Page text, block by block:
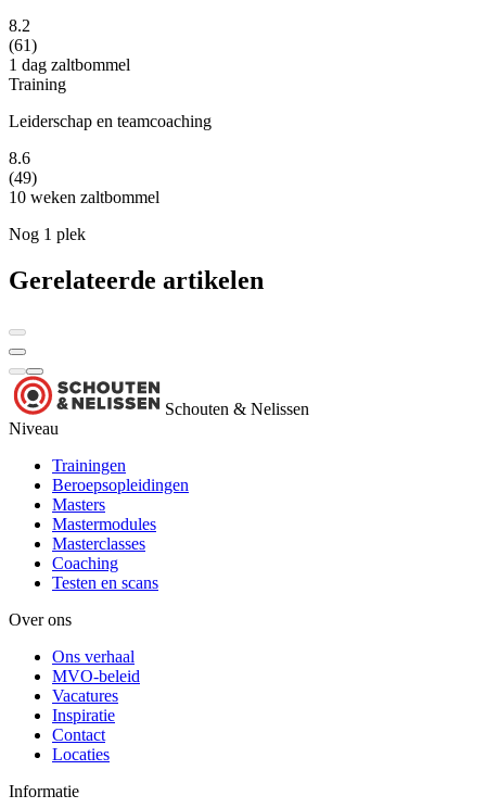
8.2
(61)
1 dag zaltbommel
Training
Leiderschap en teamcoaching
8.6
(49)
10 weken zaltbommel
Nog 1 plek
Gerelateerde artikelen
Schouten & Nelissen
Niveau
Trainingen
Beroepsopleidingen
Masters
Mastermodules
Masterclasses
Coaching
Testen en scans
Over ons
Ons verhaal
MVO-beleid
Vacatures
Inspiratie
Contact
Locaties
Informatie